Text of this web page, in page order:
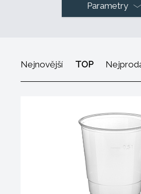
Parametry
Nejnovější TOP